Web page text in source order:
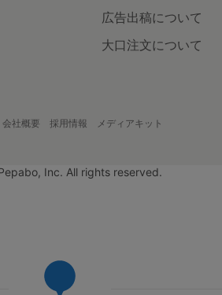
広告出稿について
大口注文について
会社概要 採用情報 メディアキット
Inc. All rights reserved.